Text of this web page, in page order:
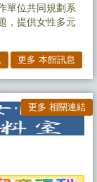
單位共同規劃系
，提供女性多元
更多 本館訊息
更多 相關連結